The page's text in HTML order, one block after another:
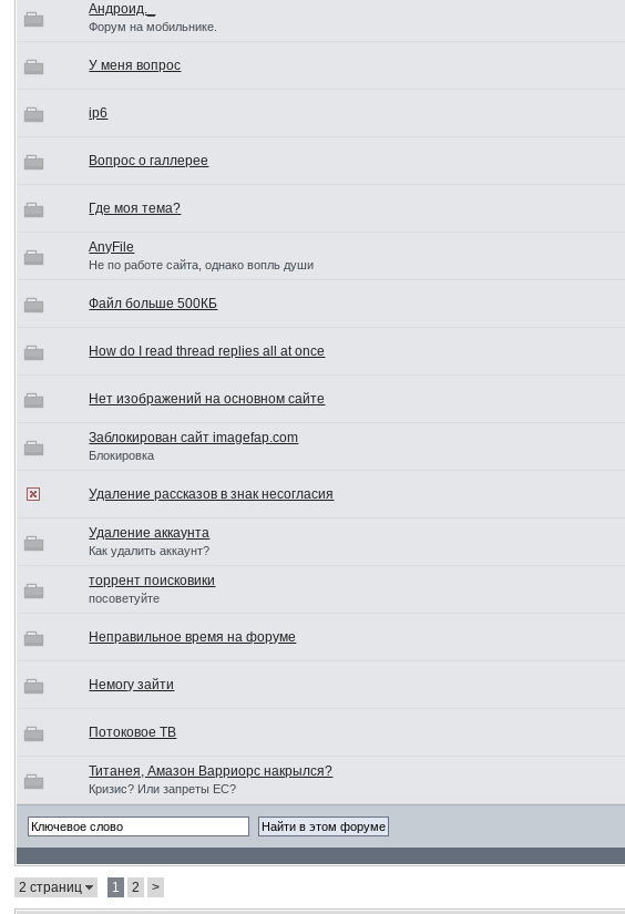
Андроид._
Форум на мобильнике.
У меня вопрос
ip6
Вопрос о галлерее
Где моя тема?
AnyFile
Не по работе сайта, однако вопль души
Файл больше 500КБ
How do I read thread replies all at once
Нет изображений на основном сайте
Заблокирован сайт imagefap.com
Блокировка
Удаление рассказов в знак несогласия
Удаление аккаунта
Как удалить аккаунт?
торрент поисковики
посоветуйте
Неправильное время на форуме
Немогу зайти
Потоковое ТВ
Титанея, Амазон Варриорс накрылся?
Кризис? Или запреты ЕС?
2 страниц 1 2 >